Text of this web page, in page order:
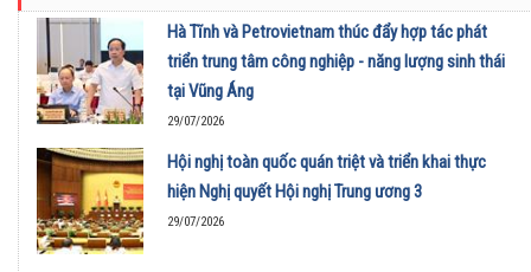
Hà Tĩnh và Petrovietnam thúc đẩy hợp tác phát
triển trung tâm công nghiệp - năng lượng sinh thái
tại Vũng Áng
29/07/2026
Hội nghị toàn quốc quán triệt và triển khai thực
hiện Nghị quyết Hội nghị Trung ương 3
29/07/2026